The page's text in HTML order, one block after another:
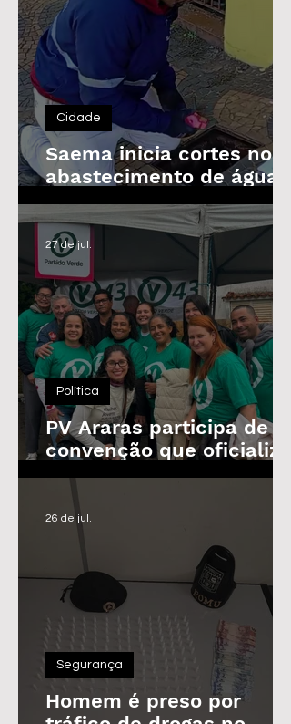
Saema inicia cortes no
abastecimento de água
de imóveis inadimplentes
a partir de 3 de agosto
Cidade
PV Araras participa de
convenção que oficializa
candidaturas da
Política
27 de jul.
Homem é preso por
Segurança
26 de jul.